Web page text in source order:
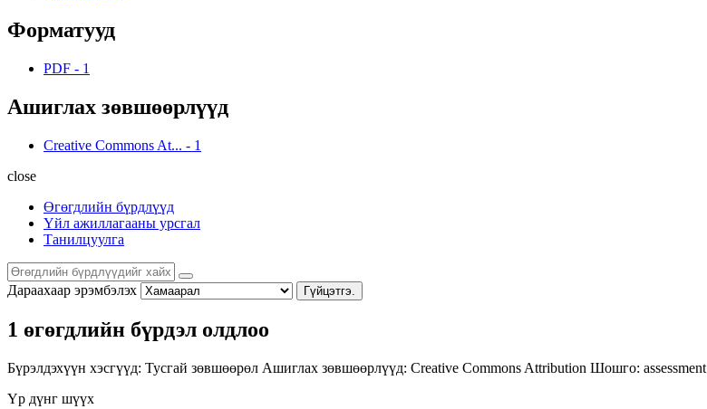
Форматууд
PDF - 1
Ашиглах зөвшөөрлүүд
Creative Commons At... - 1
close
Өгөгдлийн бүрдлүүд
Үйл ажиллагааны урсгал
Танилцуулга
Дараахаар эрэмбэлэх Гүйцэтгэ.
1 өгөгдлийн бүрдэл олдлоо
Бүрэлдэхүүн хэсгүүд: Тусгай зөвшөөрөл Ашиглах зөвшөөрлүүд: Creative Commons Attribution Шошго: assessment
Үр дүнг шүүх